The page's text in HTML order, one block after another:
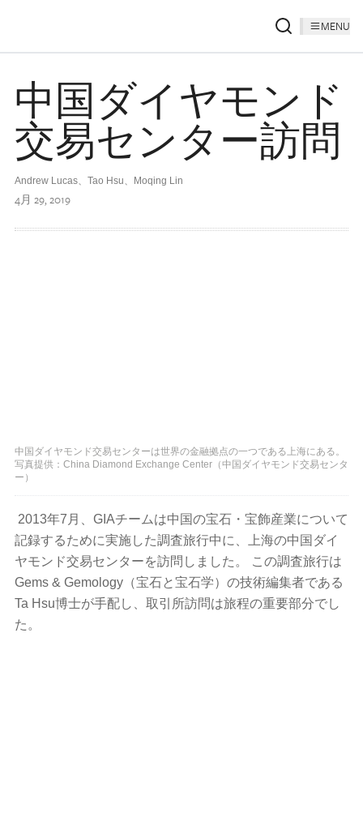
MENU
中国ダイヤモンド
交易センター訪問
Andrew Lucas、Tao Hsu、Moqing Lin
4月 29, 2019
中国ダイヤモンド交易センターは世界の金融拠点の一つである上海にある。
写真提供：China Diamond Exchange Center（中国ダイヤモンド交易センタ
ー）
2013年7月、GIAチームは中国の宝石・宝飾産業について
記録するために実施した調査旅行中に、上海の中国ダイ
ヤモンド交易センターを訪問しました。 この調査旅行は
Gems & Gemology（宝石と宝石学）の技術編集者である
Ta Hsu博士が手配し、取引所訪問は旅程の重要部分でし
た。